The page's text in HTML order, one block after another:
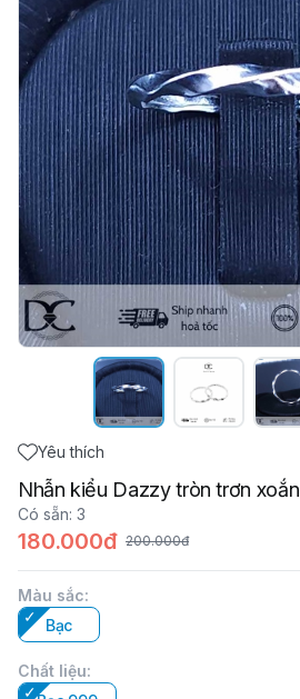
Yêu thích
Nhẫn kiểu Dazzy tròn trơn xoắn
Có sẵn: 3
180.000đ 200.000đ
Màu sắc:
Bạc
Chất liệu: